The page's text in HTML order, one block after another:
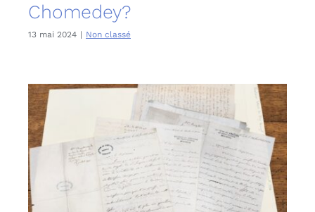
Chomedey?
13 mai 2024 | Non classé